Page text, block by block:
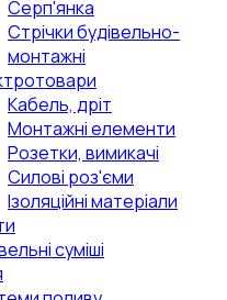
Серп'янка
Стрічки будівельно-
монтажні
Кабель, дріт
Монтажні елементи
Розетки, вимикачі
Силові роз'єми
Ізоляційні матеріали
суміші